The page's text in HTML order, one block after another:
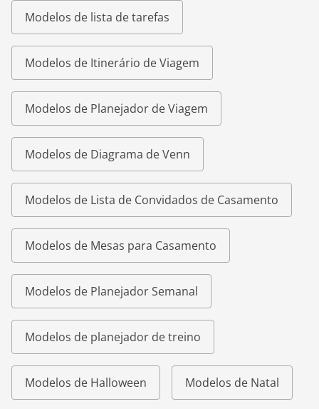
Modelos de lista de tarefas
Modelos de Itinerário de Viagem
Modelos de Planejador de Viagem
Modelos de Diagrama de Venn
Modelos de Lista de Convidados de Casamento
Modelos de Mesas para Casamento
Modelos de Planejador Semanal
Modelos de planejador de treino
Modelos de Halloween Modelos de Natal